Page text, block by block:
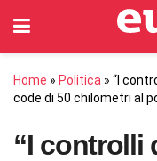
Home » Politica » “I
code di 50 chilometri al
“I controlli